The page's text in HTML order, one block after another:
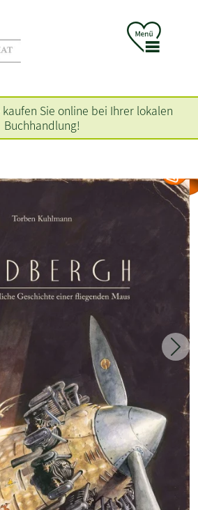
kaufen Sie online bei Ihrer lokalen
Buchhandlung!